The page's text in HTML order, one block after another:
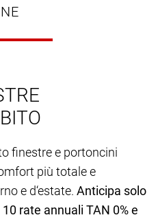
finestre e portoncini
più totale e
e d‘estate. Anticipa solo
rate annuali TAN 0% e